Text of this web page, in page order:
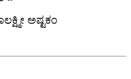
ಅಷ್ಟಕಂ